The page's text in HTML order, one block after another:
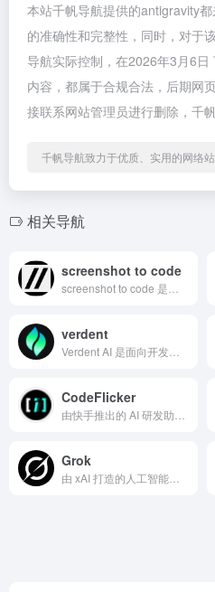
本站千帆导航提供的antigravity
的准确性和完整性，同时，对于
导航实际控制，在2026年3月6
内容，都属于合规合法，后期网
接联系网站管理员进行删除，千
千帆导航致力于优质、实用的网络
相关导航
screenshot to code
verdent
CodeFlicker
Grok